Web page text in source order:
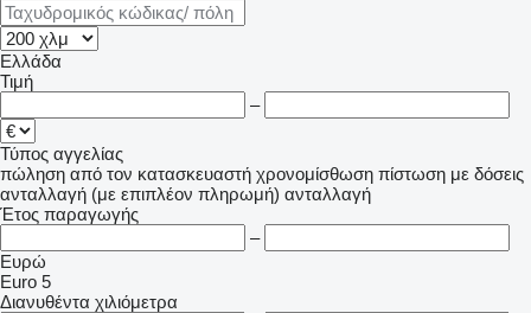
Ελλάδα
Τιμή
–
Τύπος αγγελίας
πώληση από τον κατασκευαστή χρονομίσθωση πίστωση με δόσεις
ανταλλαγή (με επιπλέον πληρωμή) ανταλλαγή
Έτος παραγωγής
–
Ευρώ
Euro 5
Διανυθέντα χιλιόμετρα